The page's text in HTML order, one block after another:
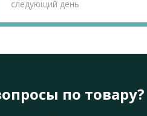
следующий день
по товару?